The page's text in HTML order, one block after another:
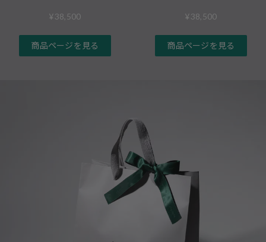
¥38,500
商品ページを見る
¥38,500
商品ページを見る